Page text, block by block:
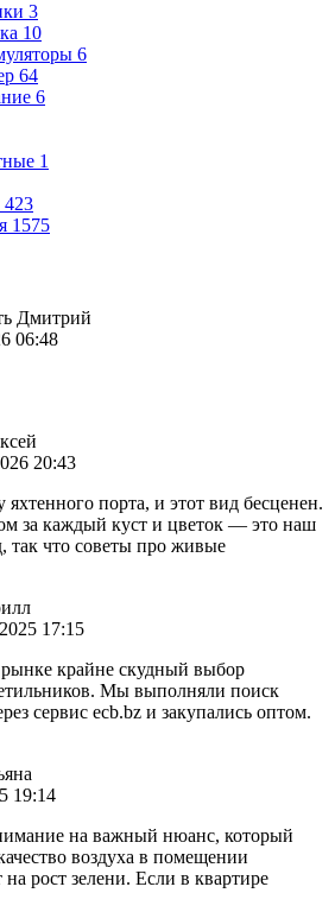
3
10
6
64
6
1
423
1575
Дмитрий
06:48
20:43
порта, и этот вид бесценен.
за каждый куст и цветок — это наш
так что советы про живые
17:15
крайне скудный выбор
Мы выполняли поиск
сервис ecb.bz и закупались оптом.
19:14
на важный нюанс, который
воздуха в помещении
рост зелени. Если в квартире